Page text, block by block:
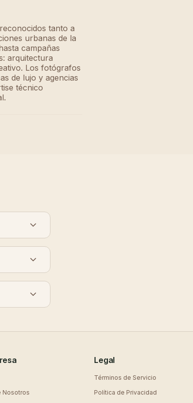
tanto a
urbanas de la
campañas
arquitectura
Los fotógrafos
de lujo y agencias
técnico
Nosotros
Legal
Términos de Servicio
Política de Privacidad